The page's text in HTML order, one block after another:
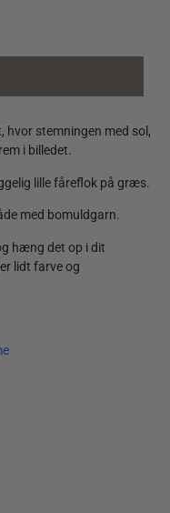
hvor stemningen med sol,
i billedet.
lille fåreflok på græs.
med bomuldgarn.
hæng det op i dit
lidt farve og